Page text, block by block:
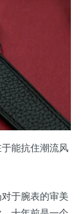
能抗住潮流风
于腕表的审美